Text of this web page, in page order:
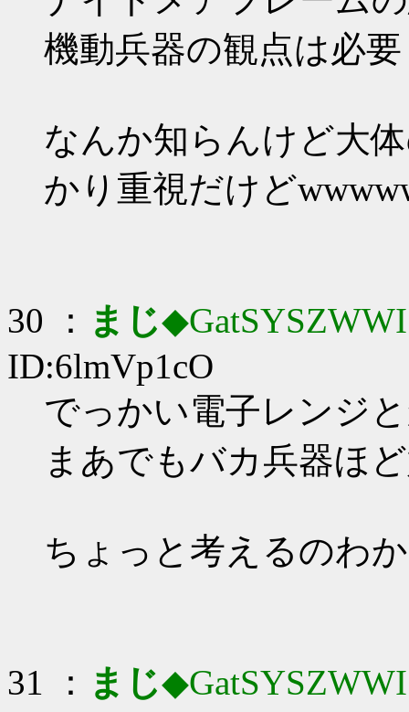
機動兵器の観点は必要
なんか知らんけど大
かり重視だけど
30 ： まじ◆GatSYSZWWI
ID:6lmVp1cO
でっかい電子レンジ
まあでもバカ兵器ほ
ちょっと考えるのわ
31 ： まじ◆GatSYSZWWI